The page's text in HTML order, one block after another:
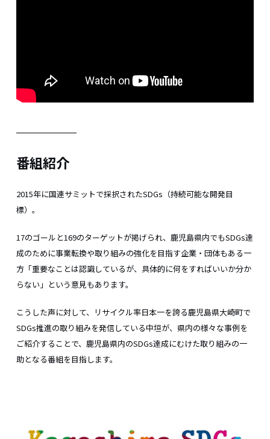
番組紹介
2015年に国連サミットで採択されたSDGs（持続可能な開発目
標）。
17のゴールと169のターゲットが掲げられ、鹿児島県内でもSDGs達
成のために事業転換や取り組みの強化を目指す企業・団体もある一
方「重要なことは認識しているが、具体的に何をすればいいか分か
らない」という意見もあります。
こうした声に対して、リサイクル率日本一を誇る鹿児島県大崎町で
SDGs推進の取り組みを発信している中垣が、県内の様々な事例を
ご紹介することで、鹿児島県内のSDGs達成にむけた取り組みの一
助となる番組を目指します。